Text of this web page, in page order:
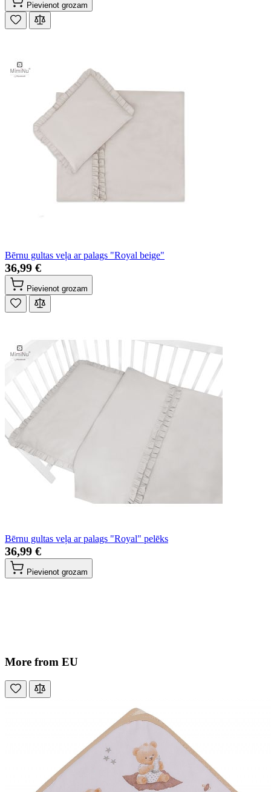
Pievienot grozam
Bērnu gultas veļa ar palags "Royal beige"
36,99 €
Pievienot grozam
Bērnu gultas veļa ar palags "Royal" pelēks
36,99 €
Pievienot grozam
More from EU